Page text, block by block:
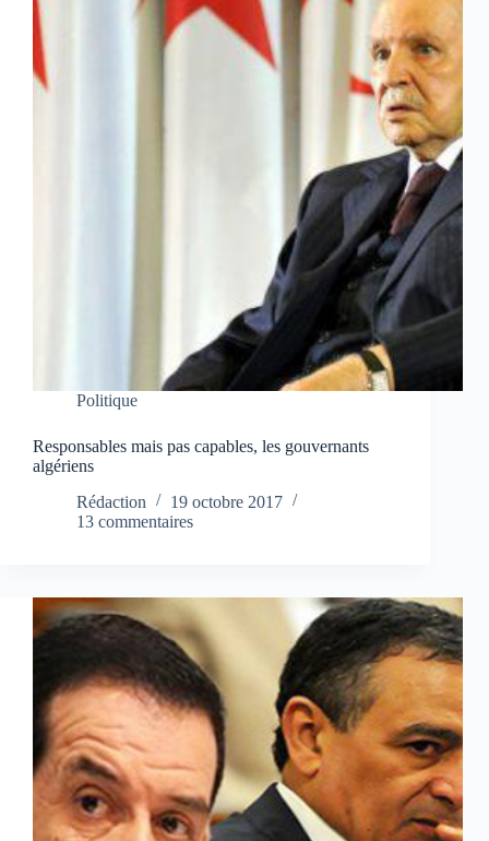
Politique
Responsables mais pas capables, les gouvernants
algériens
Rédaction
19 octobre 2017
13 commentaires